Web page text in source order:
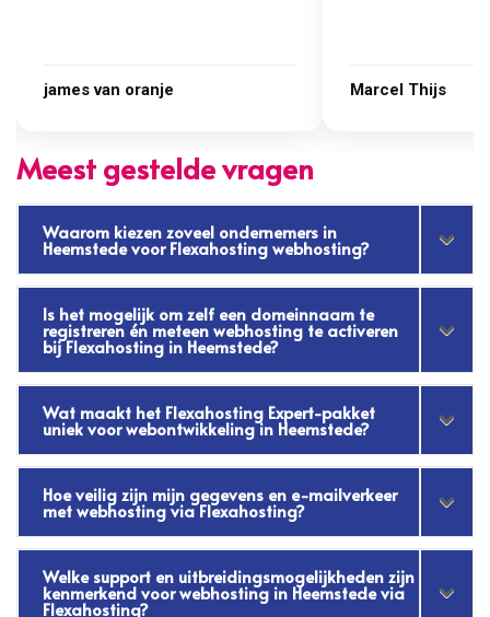
james van oranje Marcel Thijs
Meest gestelde vragen
Waarom kiezen zoveel ondernemers in
Heemstede voor Flexahosting webhosting?
Is het mogelijk om zelf een domeinnaam te
registreren én meteen webhosting te activeren
bij Flexahosting in Heemstede?
Wat maakt het Flexahosting Expert-pakket
uniek voor webontwikkeling in Heemstede?
Hoe veilig zijn mijn gegevens en e-mailverkeer
met webhosting via Flexahosting?
Welke support en uitbreidingsmogelijkheden zijn
kenmerkend voor webhosting in Heemstede via
Flexahosting?